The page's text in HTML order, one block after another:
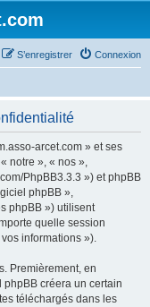
Connexion
S’enregistrer
arcet.com » et ses
notre », « nos »,
PhpBB3.3.3 ») et phpBB
phpBB »,
phpBB ») utilisent
quelle session
informations »).
Premièrement, en
créera un certain
téléchargés dans les